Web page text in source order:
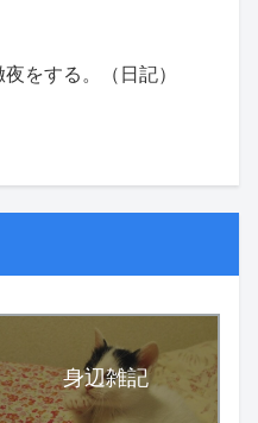
をする。（日記）
身辺雑記